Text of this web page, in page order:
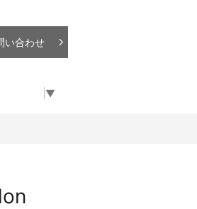
い合わせ
▼